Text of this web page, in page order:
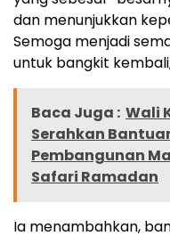
dan menunjukkan
Semoga menjadi
untuk bangkit
Baca Juga : Wali
Serahkan
Pembangunan
Safari Ramadan
Ia menambahkan,